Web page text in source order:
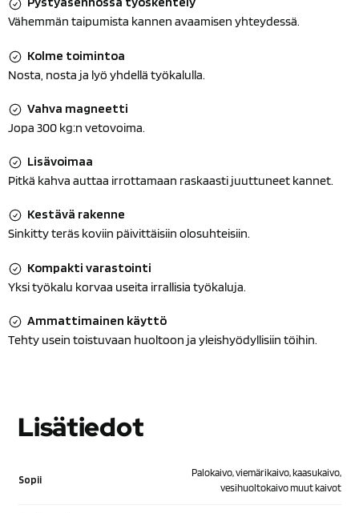
Vähemmän taipumista kannen avaamisen yhteydessä.
Kolme toimintoa
Nosta, nosta ja lyö yhdellä työkalulla.
Vahva magneetti
Jopa 300 kg:n vetovoima.
Lisävoimaa
Pitkä kahva auttaa irrottamaan raskaasti juuttuneet kannet.
Kestävä rakenne
Sinkitty teräs koviin päivittäisiin olosuhteisiin.
Kompakti varastointi
Yksi työkalu korvaa useita irrallisia työkaluja.
Ammattimainen käyttö
Tehty usein toistuvaan huoltoon ja yleishyödyllisiin töihin.
Lisätiedot
Sopii
Palokaivo, viemärikaivo, kaasukaivo,
vesihuoltokaivo muut kaivot